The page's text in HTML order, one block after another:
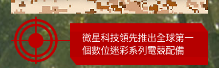
微星科技領先推出全球第一
個數位迷彩系列電競配備